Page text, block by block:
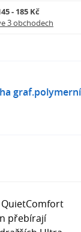
- 185 Kč
3 obchodech